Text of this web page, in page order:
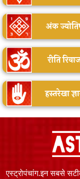
अंक
रीति
हस्तरेखा
एस्ट्रोपंचांग.इन सबसे